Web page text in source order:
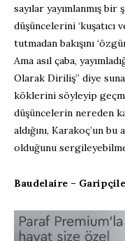
sayılar yayımlanmış bir
düşüncelerini
tutmadan bakışını
Ama asıl çaba,
Olarak Diriliş” diye
köklerini söyleyip
düşüncelerin nereden
aldığını, Karakoç’un
olduğunu
Baudelaire –